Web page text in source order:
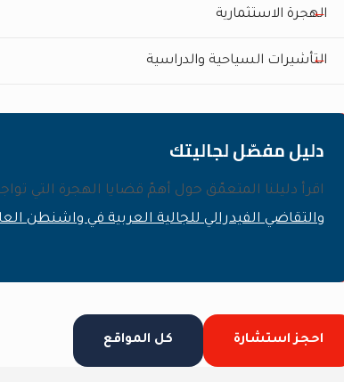
الهجرة الاستثمارية
التأشيرات السياحية والدراسية
دليل مفصّل لجاليتك
اقرأ دليلنا المتعمّق حول أهمّ قضايا الهجرة التي
والتقاضي الفيدرالي للجالية العربية في واشنطن
احجز استشارة كل المواقع